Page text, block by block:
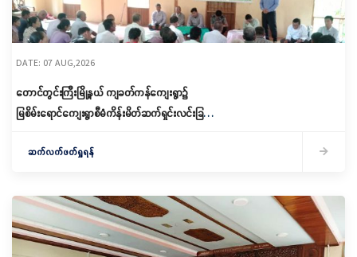
DATE: 07 AUG,2026
တောင်တွင်းကြီးမြို့နယ် ကျခတ်ကန်ကျေးရွာ၌
မြစိမ်းရောင်ကျေးရွာစီမံကိန်းမိတ်ဆက်ရှင်းလင်းခြင်း
ဆက်လက်ဖတ်ရှုရန်